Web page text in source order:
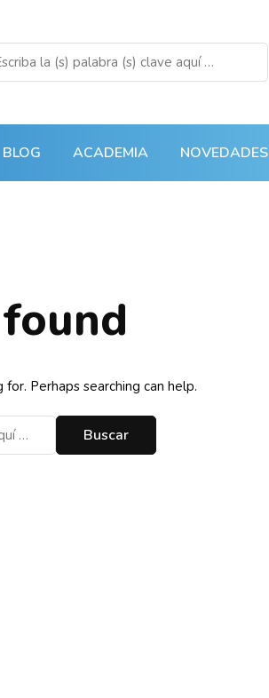
BLOG ACADEMIA NOVEDADES
Perhaps searching can help.